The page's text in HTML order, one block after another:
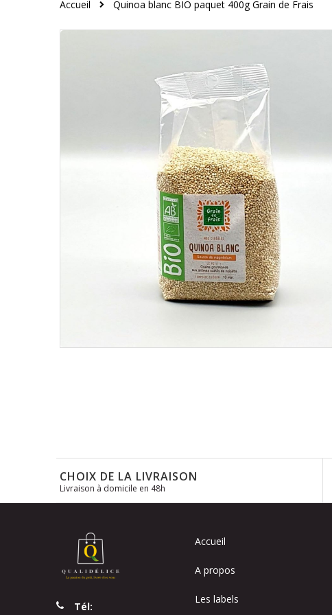
Accueil Quinoa blanc BIO paquet 400g Grain de Frais
Skip
gallery
CHOIX DE LA LIVRAISON
Livraison à domicile en 48h
Tél:
Accueil
A propos
Les labels